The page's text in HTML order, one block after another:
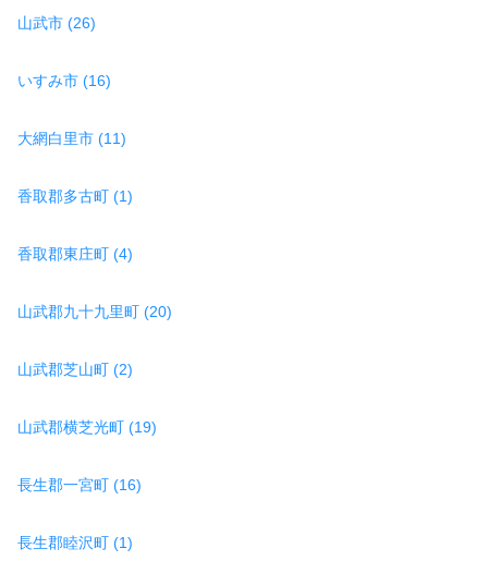
山武市 (26)
いすみ市 (16)
大網白里市 (11)
香取郡多古町 (1)
香取郡東庄町 (4)
山武郡九十九里町 (20)
山武郡芝山町 (2)
山武郡横芝光町 (19)
長生郡一宮町 (16)
長生郡睦沢町 (1)